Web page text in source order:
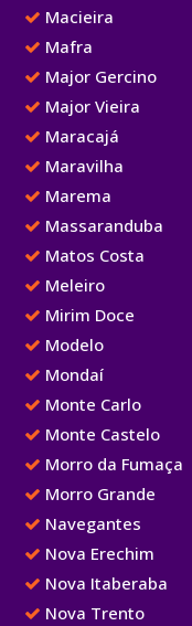
Macieira
Mafra
Major Gercino
Major Vieira
Maracajá
Maravilha
Marema
Massaranduba
Matos Costa
Meleiro
Mirim Doce
Modelo
Mondaí
Monte Carlo
Monte Castelo
Morro da Fumaça
Morro Grande
Navegantes
Nova Erechim
Nova Itaberaba
Nova Trento